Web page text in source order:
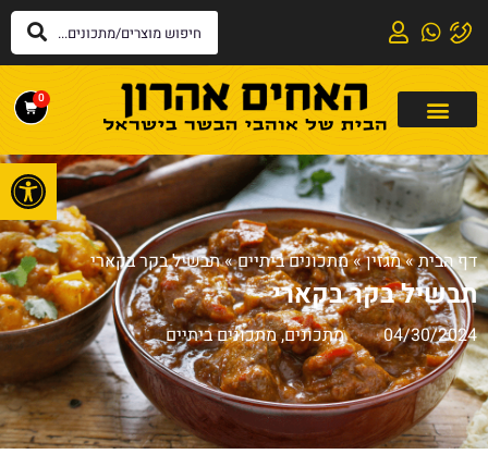
0
דף הבית»מגזין»מתכונים ביתיים»תבשיל בקר בקארי
תבשיל בקר בקארי
04/30/2024 מתכונים,מתכונים ביתיים